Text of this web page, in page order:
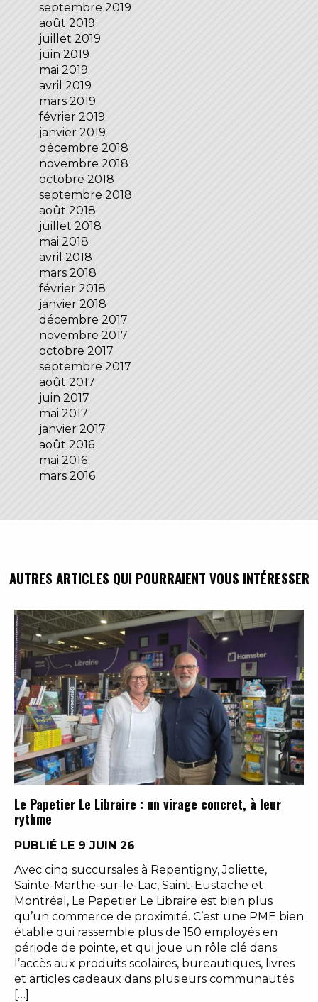
septembre 2019
août 2019
juillet 2019
juin 2019
mai 2019
avril 2019
mars 2019
février 2019
janvier 2019
décembre 2018
novembre 2018
octobre 2018
septembre 2018
août 2018
juillet 2018
mai 2018
avril 2018
mars 2018
février 2018
janvier 2018
décembre 2017
novembre 2017
octobre 2017
septembre 2017
août 2017
juin 2017
mai 2017
janvier 2017
août 2016
mai 2016
mars 2016
AUTRES ARTICLES QUI POURRAIENT VOUS INTÉRESSER
Le Papetier Le Libraire : un virage concret, à leur
rythme
PUBLIÉ LE 9 JUIN 26
Avec cinq succursales à Repentigny, Joliette,
Sainte-Marthe-sur-le-Lac, Saint-Eustache et
Montréal, Le Papetier Le Libraire est bien plus
qu’un commerce de proximité. C’est une PME bien
établie qui rassemble plus de 150 employés en
période de pointe, et qui joue un rôle clé dans
l’accès aux produits scolaires, bureautiques, livres
et articles cadeaux dans plusieurs communautés.
[…]